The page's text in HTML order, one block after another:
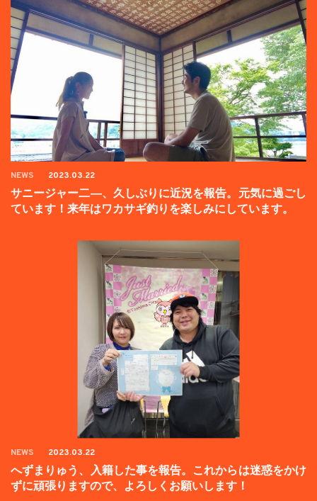
NEWS 2023.03.22
サニージャー二―、久しぶりに近況を報告。元気に過ごし
ています！来年はワカサギ釣りを楽しみにしています。
NEWS 2023.03.22
へずまりゅう、入籍した事を報告。これからは迷惑をかけ
ずに頑張りますので、よろしくお願いします！